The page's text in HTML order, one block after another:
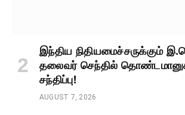
இந்திய நிதியமைச்சருக்கும்
தலைவர் செந்தில்
சந்திப்பு!
AUGUST 7, 2026